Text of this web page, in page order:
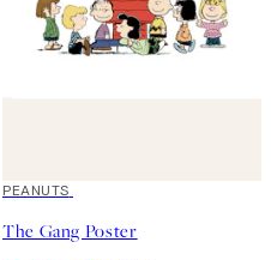
50%*
PEANUTS
The Gang Poster